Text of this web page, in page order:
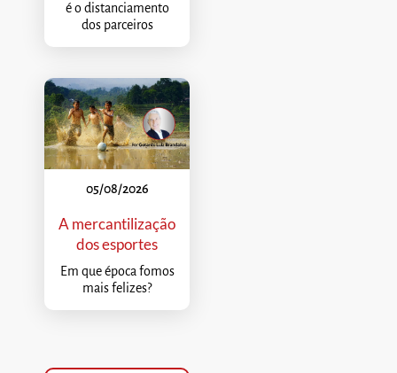
é o distanciamento
dos parceiros
05/08/2026
A mercantilização
dos esportes
Em que época fomos
mais felizes?